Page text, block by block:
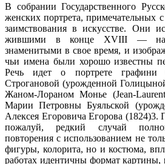
В собрании Государственного
женских портрета, примечательных
заимствования в искусстве. Они
жившими в конце XVIII —
знаменитыми в свое время, и
чьи имена были хорошо известны
Речь идет о портрете графини
Строгановой (урожденной
Жаном-Лораном Монье (Jean-
Марии Петровны Буяльской
Алексея Егоровича Егорова (1824)3.
пожалуй, редкий случай
повторения с использованием не
фигуры, колорита, но и костюма,
работах идентичны формат